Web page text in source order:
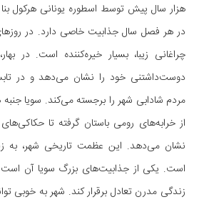
هزار سال پیش توسط اسطوره یونانی هرکول
در هر فصل سال جذابیت خاصی دارد. در
چراغانی زیبا، بسیار خیره‌کننده است. در
دوست‌داشتنی خود را نشان می‌دهد و در
مردم شادابی شهر را برجسته می‌کند. سویا
از خرابه‌های رومی باستان گرفته تا
نشان می‌دهد. این عظمت تاریخی شهر، به
است. یکی از جذابیت‌های بزرگ سویا آن است
زندگی مدرن تعادل برقرار کند. شهر به خوبی